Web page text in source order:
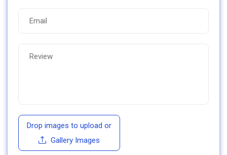
Drop images to upload or
Gallery Images